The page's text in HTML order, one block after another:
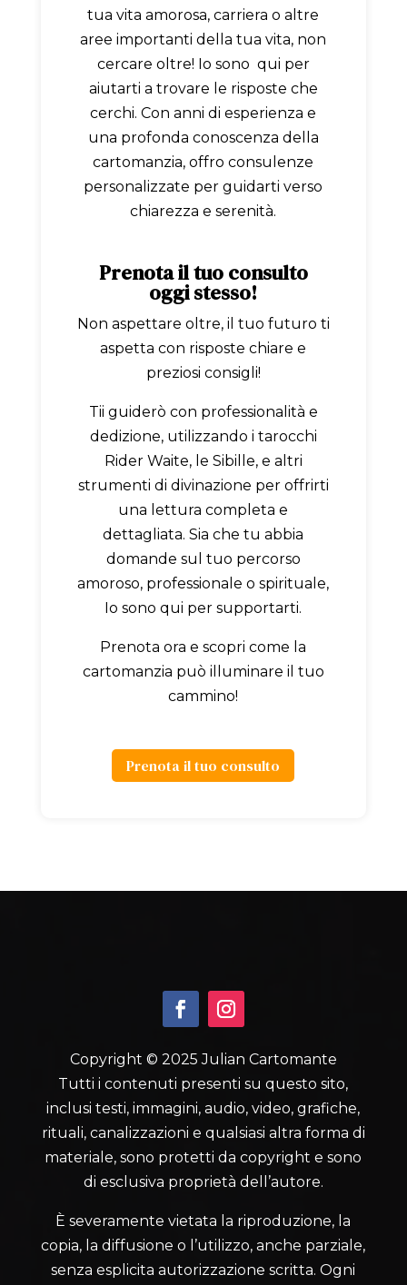
tua vita amorosa, carriera o altre
aree importanti della tua vita, non
cercare oltre! Io sono qui per
aiutarti a trovare le risposte che
cerchi. Con anni di esperienza e
una profonda conoscenza della
cartomanzia, offro consulenze
personalizzate per guidarti verso
chiarezza e serenità.
Prenota il tuo consulto
oggi stesso!
Non aspettare oltre, il tuo futuro ti
aspetta con risposte chiare e
preziosi consigli!
Tii guiderò con professionalità e
dedizione, utilizzando i tarocchi
Rider Waite, le Sibille, e altri
strumenti di divinazione per offrirti
una lettura completa e
dettagliata. Sia che tu abbia
domande sul tuo percorso
amoroso, professionale o spirituale,
Io sono qui per supportarti.
Prenota ora e scopri come la
cartomanzia può illuminare il tuo
cammino!
Prenota il tuo consulto
Copyright © 2025 Julian Cartomante
Tutti i contenuti presenti su questo sito,
inclusi testi, immagini, audio, video, grafiche,
rituali, canalizzazioni e qualsiasi altra forma di
materiale, sono protetti da copyright e sono
di esclusiva proprietà dell’autore.
È severamente vietata la riproduzione, la
copia, la diffusione o l’utilizzo, anche parziale,
senza esplicita autorizzazione scritta. Ogni